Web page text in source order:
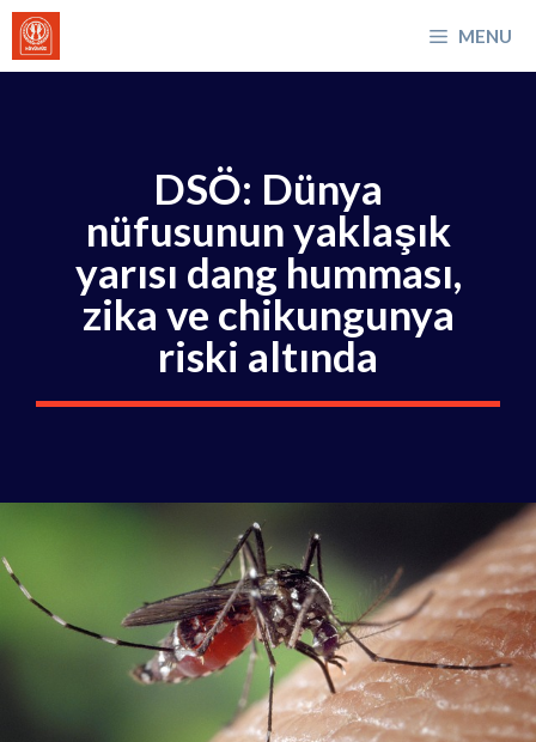
İçeriğe
atla
MENU
DSÖ: Dünya
nüfusunun yaklaşık
yarısı dang humması,
zika ve chikungunya
riski altında